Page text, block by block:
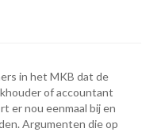
in het MKB dat de
of accountant
er nou eenmaal bij en
Argumenten die op